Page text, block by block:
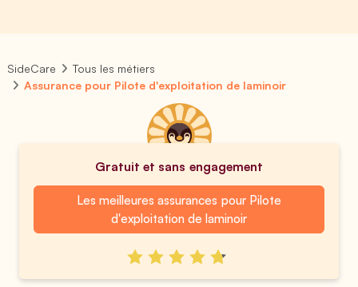
SideCare
Tous les métiers
Assurance pour Pilote d'exploitation de laminoir
Gratuit et sans engagement
Les meilleures assurances pour Pilote
d'exploitation de laminoir